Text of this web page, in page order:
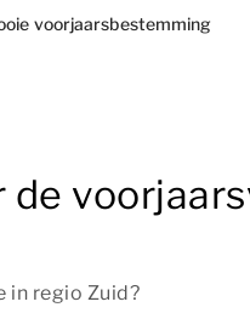
voorjaarsbestemming
de
in regio Zuid?